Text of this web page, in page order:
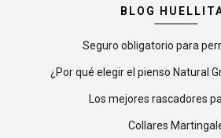
BLOG
Seguro obligatorio para
¿Por qué elegir el pienso Natural
Los mejores rascadores
Collares